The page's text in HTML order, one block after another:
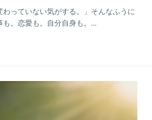
っていない気がする。」そんなふうに
。恋愛も。自分自身も。...